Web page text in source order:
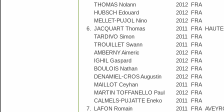
THOMAS Nolann
2012 FRA
HUBSCH Edouard
2012 FRA
MELLET-PUJOL Nino
2012 FRA
6.
JACQUART Thomas 2011 FRA
TARDIVO Simon
2011
FRA
TROUILLET Swann
2011
FRA
AMBERNY Aimeric
2012 FRA
IGHIL Gaspard
2012 FRA
BOULOIS Nathan
2012 FRA
DENAMIEL-CROS Augustin
2012 FRA
MAILLOT Ceyhan
2011
FRA
MARTIN TOFFANELLO Paul
2012 FRA
CALMELS-PUJATTE Eneko
2011
FRA
7.
LAFON Romain 2011 FRA